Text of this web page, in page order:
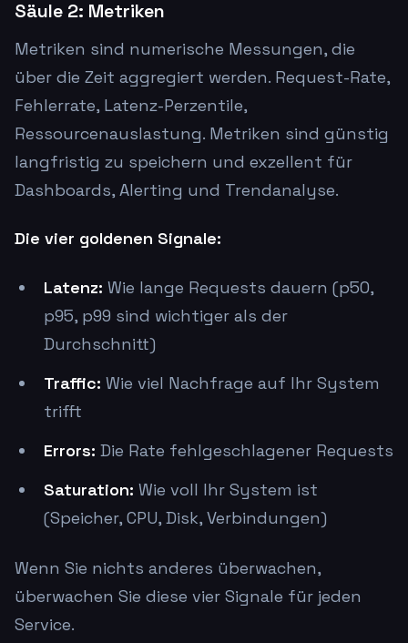
Säule 2: Metriken
Metriken sind numerische Messungen, die
über die Zeit aggregiert werden. Request-Rate,
Fehlerrate, Latenz-Perzentile,
Ressourcenauslastung. Metriken sind günstig
langfristig zu speichern und exzellent für
Dashboards, Alerting und Trendanalyse.
Die vier goldenen Signale:
Latenz: Wie lange Requests dauern (p50,
p95, p99 sind wichtiger als der
Durchschnitt)
Traffic: Wie viel Nachfrage auf Ihr System
trifft
Errors: Die Rate fehlgeschlagener Requests
Saturation: Wie voll Ihr System ist
(Speicher, CPU, Disk, Verbindungen)
Wenn Sie nichts anderes überwachen,
überwachen Sie diese vier Signale für jeden
Service.